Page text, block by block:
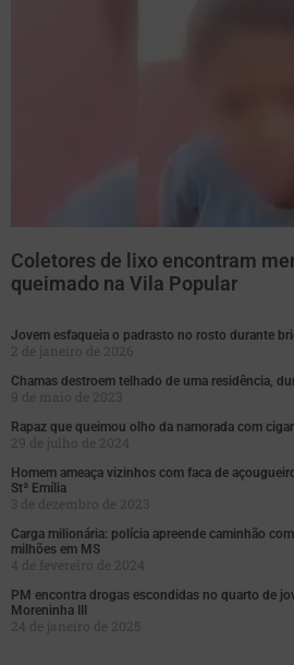
Coletores de lixo encontram
queimado na Vila Popular
Jovem esfaqueia o padrasto no rosto durante
2 de janeiro de 2026
Chamas destroem telhado de uma residência,
9 de maio de 2023
Rapaz que queimou olho da namorada com
29 de julho de 2024
Homem ameaça vizinhos com faca de
Stª Emília
3 de dezembro de 2023
Carga milionária: polícia apreende caminhão
milhões em MS
4 de fevereiro de 2024
PM encontra drogas escondidas no quarto de
Moreninha III
24 de janeiro de 2025